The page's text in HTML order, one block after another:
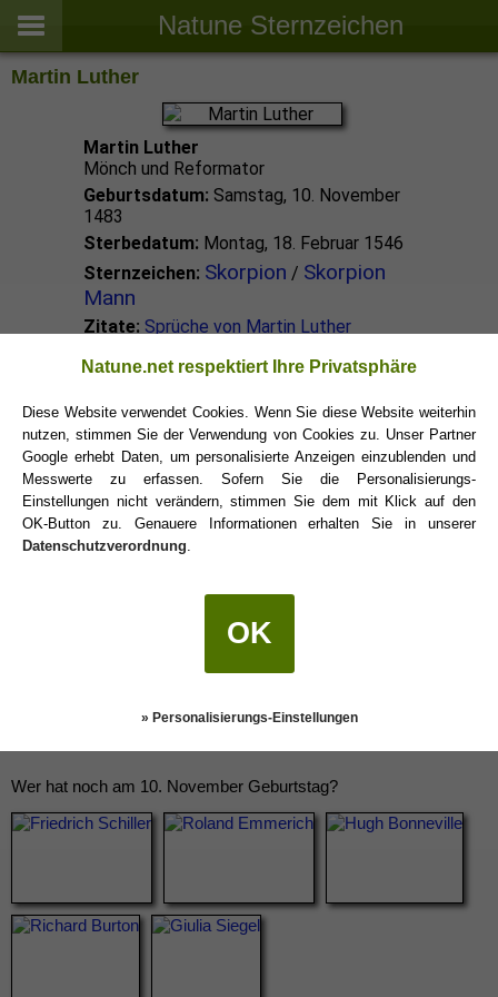
Natune Sternzeichen
Martin Luther
Martin Luther
Mönch und Reformator
Geburtsdatum: Samstag, 10. November
1483
Sterbedatum: Montag, 18. Februar 1546
Sternzeichen: Skorpion / Skorpion
Mann
Zitate: Sprüche von Martin Luther
Skorpion Promis
Skorpion Sternzeichen
Wer hat noch am 10. November Geburtstag?
Natune.net respektiert Ihre Privatsphäre
Diese Website verwendet Cookies. Wenn Sie diese Website weiterhin
nutzen, stimmen Sie der Verwendung von Cookies zu. Unser Partner
Google erhebt Daten, um personalisierte Anzeigen einzublenden und
Messwerte zu erfassen. Sofern Sie die Personalisierungs-
Einstellungen nicht verändern, stimmen Sie dem mit Klick auf den
OK-Button zu. Genauere Informationen erhalten Sie in unserer
Datenschutzverordnung
OK
» Personalisierungs-Einstellungen